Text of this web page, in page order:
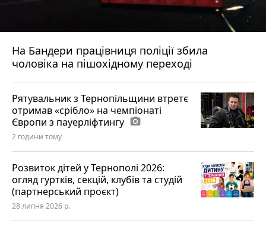
На Бандери працівниця поліції збила
чоловіка на пішохідному переході
Рятувальник з Тернопільщини втретє
отримав «срібло» на чемпіонаті
Європи з пауерліфтингу photo_camera
2 години тому
Розвиток дітей у Тернополі 2026:
огляд гуртків, секцій, клубів та студій
(партнерський проєкт)
28 липня 2026 р.